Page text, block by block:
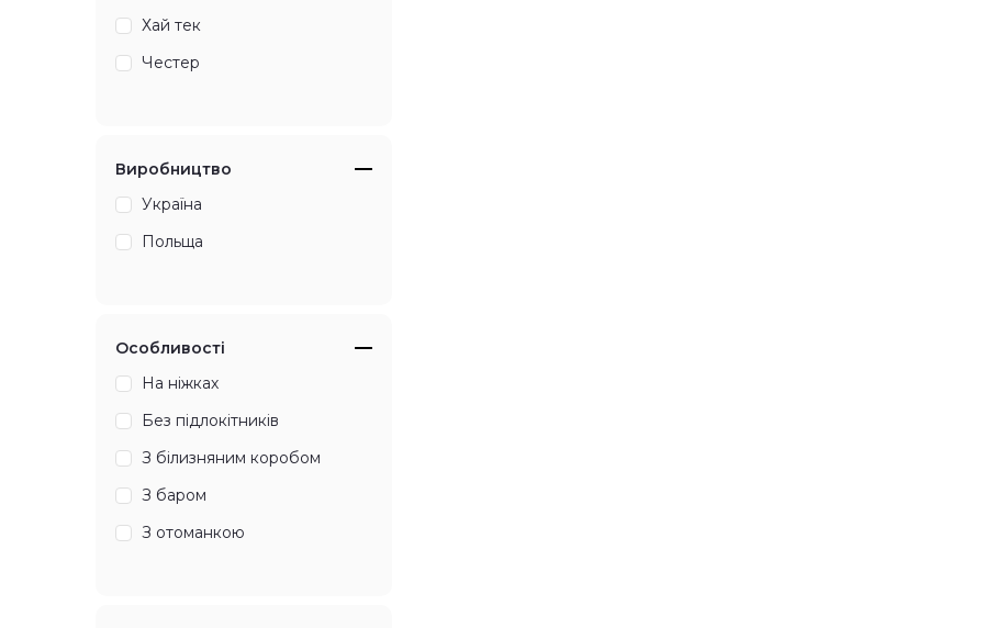
Хай тек
Честер
Виробництво
Україна
Польща
Особливості
На ніжках
Без підлокітників
З білизняним коробом
З баром
З отоманкою